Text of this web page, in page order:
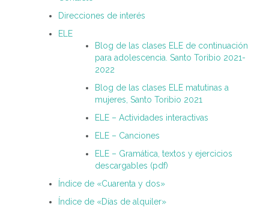
Direcciones de interés
ELE
Blog de las clases ELE de continuación
para adolescencia. Santo Toribio 2021-
2022
Blog de las clases ELE matutinas a
mujeres, Santo Toribio 2021
ELE – Actividades interactivas
ELE – Canciones
ELE – Gramática, textos y ejercicios
descargables (pdf)
Índice de «Cuarenta y dos»
Índice de «Días de alquiler»